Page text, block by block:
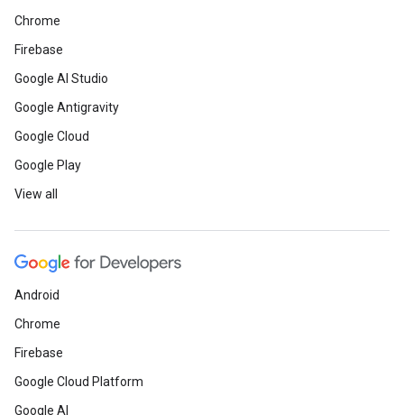
Chrome
Firebase
Google AI Studio
Google Antigravity
Google Cloud
Google Play
View all
Android
Chrome
Firebase
Google Cloud Platform
Google AI